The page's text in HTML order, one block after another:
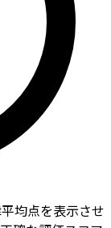
均点を表示させ